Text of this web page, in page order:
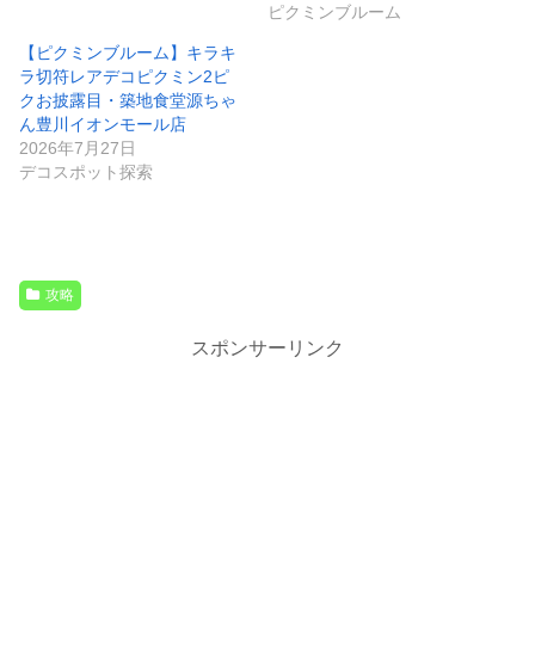
ピクミンブルーム
【ピクミンブルーム】キラキ
ラ切符レアデコピクミン2ピ
クお披露目・築地食堂源ちゃ
ん豊川イオンモール店
2026年7月27日
デコスポット探索
攻略
スポンサーリンク